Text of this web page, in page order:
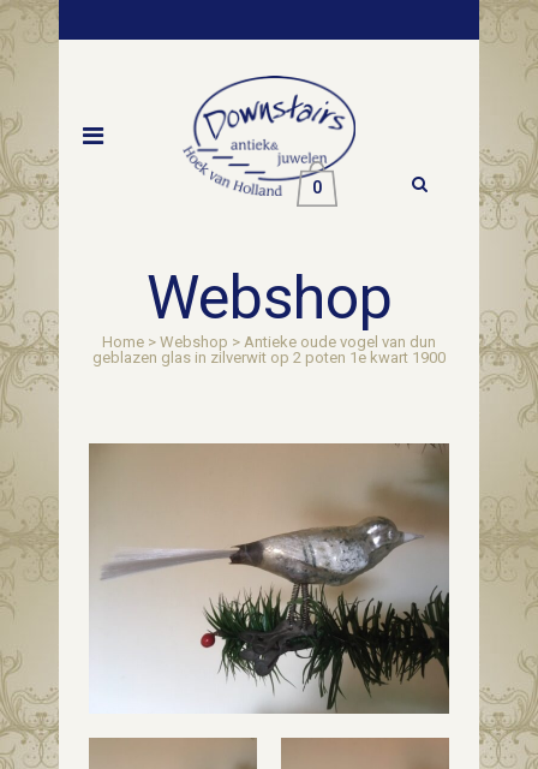
0
Webshop
Home > Webshop > Antieke oude vogel van dun
geblazen glas in zilverwit op 2 poten 1e kwart 1900